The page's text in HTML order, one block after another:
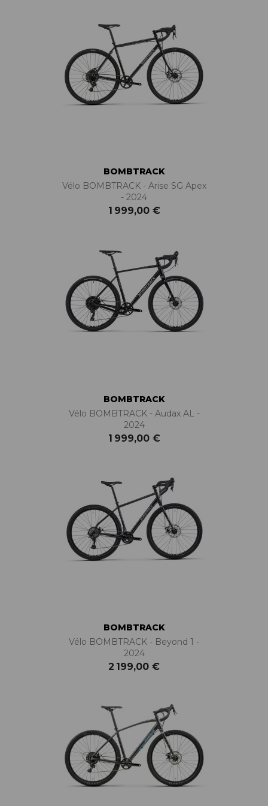
BOMBTRACK
Vélo BOMBTRACK - Arise SG Apex
- 2024
1 999,00 €
BOMBTRACK
Vélo BOMBTRACK - Audax AL -
2024
1 999,00 €
BOMBTRACK
Vélo BOMBTRACK - Beyond 1 -
2024
2 199,00 €